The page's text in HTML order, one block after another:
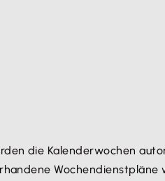
die Kalenderwochen